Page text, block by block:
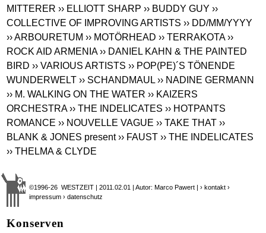
MITTERER ›› ELLIOTT SHARP ›› BUDDY GUY ››
COLLECTIVE OF IMPROVING ARTISTS ›› DD/MM/YYYY
›› ARBOURETUM ›› MOTÖRHEAD ›› TERRAKOTA ››
ROCK AID ARMENIA ›› DANIEL KAHN & THE PAINTED
BIRD ›› VARIOUS ARTISTS ›› POP(PE)´S TÖNENDE
WUNDERWELT ›› SCHANDMAUL ›› NADINE GERMANN
›› M. WALKING ON THE WATER ›› KAIZERS
ORCHESTRA ›› THE INDELICATES ›› HOTPANTS
ROMANCE ›› NOUVELLE VAGUE ›› TAKE THAT ››
BLANK & JONES present ›› FAUST ›› THE INDELICATES
›› THELMA & CLYDE
©1996-26 WESTZEIT | 2011.02.01 | Autor: Marco Pawert |› kontakt ›
impressum › datenschutz
Konserven